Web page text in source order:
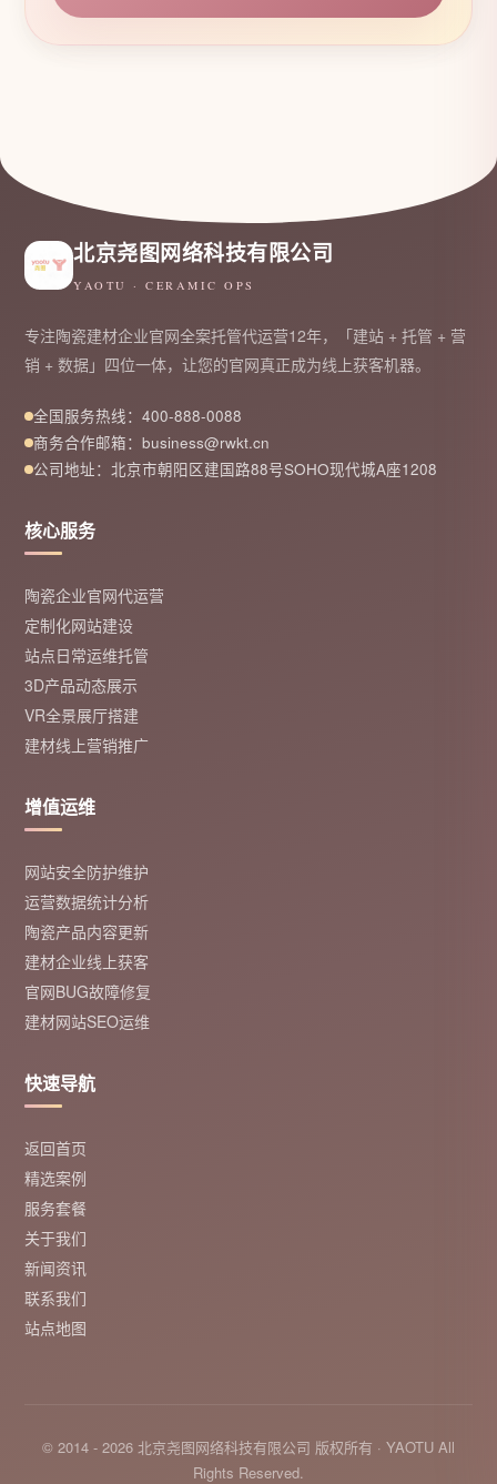
北京尧图网络科技有限公司
YAOTU · CERAMIC OPS
专注陶瓷建材企业官网全案托管代运营12年，「建站 + 托管 + 营
销 + 数据」四位一体，让您的官网真正成为线上获客机器。
全国服务热线：400-888-0088
商务合作邮箱：business@rwkt.cn
公司地址：北京市朝阳区建国路88号SOHO现代城A座1208
核心服务
陶瓷企业官网代运营
定制化网站建设
站点日常运维托管
3D产品动态展示
VR全景展厅搭建
建材线上营销推广
增值运维
网站安全防护维护
运营数据统计分析
陶瓷产品内容更新
建材企业线上获客
官网BUG故障修复
建材网站SEO运维
快速导航
返回首页
精选案例
服务套餐
关于我们
新闻资讯
联系我们
站点地图
© 2014 - 2026 北京尧图网络科技有限公司 版权所有 · YAOTU All
Rights Reserved.